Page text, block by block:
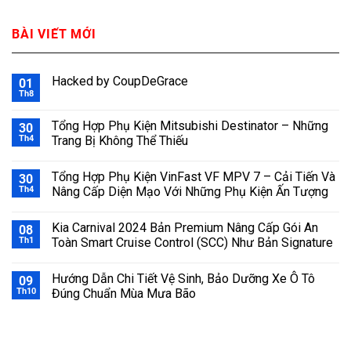
BÀI VIẾT MỚI
01
Th8
Hacked by CoupDeGrace
30
Th4
Tổng Hợp Phụ Kiện Mitsubishi Destinator – Những
Trang Bị Không Thể Thiếu
30
Th4
Tổng Hợp Phụ Kiện VinFast VF MPV 7 – Cải Tiến Và
Nâng Cấp Diện Mạo Với Những Phụ Kiện Ấn Tượng
08
Th1
Kia Carnival 2024 Bản Premium Nâng Cấp Gói An
Toàn Smart Cruise Control (SCC) Như Bản Signature
09
Th10
Hướng Dẫn Chi Tiết Vệ Sinh, Bảo Dưỡng Xe Ô Tô
Đúng Chuẩn Mùa Mưa Bão